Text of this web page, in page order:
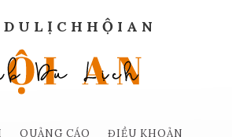
D U L Ị C H H Ộ I A N
QUẢNG CÁO ĐIỀU KHOẢN